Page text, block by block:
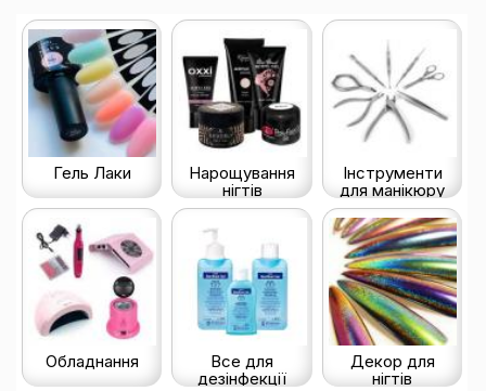
Гель Лаки
Нарощування
нігтів
Інструменти
для манікюру
Обладнання
Все для
дезінфекції
Декор для
нігтів